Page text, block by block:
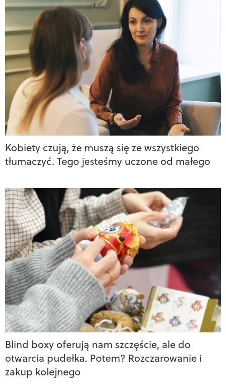
Kobiety czują, że muszą się ze wszystkiego
tłumaczyć. Tego jesteśmy uczone od małego
Blind boxy oferują nam szczęście, ale do
otwarcia pudełka. Potem? Rozczarowanie i
zakup kolejnego